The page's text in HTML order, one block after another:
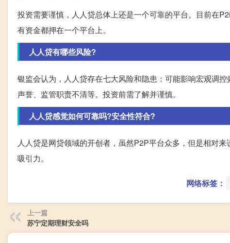
投资需要谨慎，人人贷总体上还是一个可靠的平台。目前在
有资金都押在一个平台上。
人人贷有哪些风险?
银监会认为，人人贷存在七大风险和隐患：可能影响宏观调
声誉、监管职责不清等。投资前需了解并谨慎。
人人贷感觉如何可靠吗?安全性符合?
人人贷是网贷领域的开创者，虽然P2P平台众多，但是相对
吸引力。
网络标签：
上一篇
苏宁定期理财安全吗